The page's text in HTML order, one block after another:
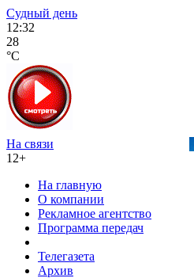
Судный день
12:32
28
°C
На связи
12+
На главную
О компании
Рекламное агентство
Программа передач
Телегазета
Архив